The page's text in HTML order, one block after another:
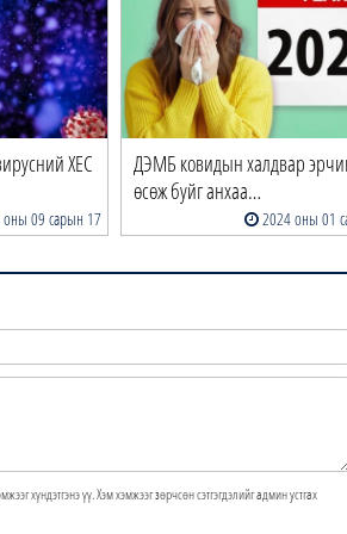
XEC
09 сарын 17
ДЭМБ ковидын халдвар
өсөж буйг анхаа…
2024 оны 01
хүндэтгэнэ үү. Хэм хэмжээг зөрчсөн сэтгэгдэлийг админ устгах